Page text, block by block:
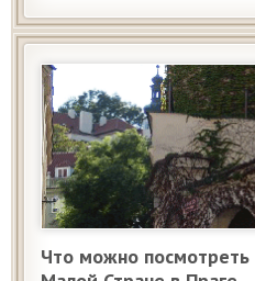
Что можно посмотреть